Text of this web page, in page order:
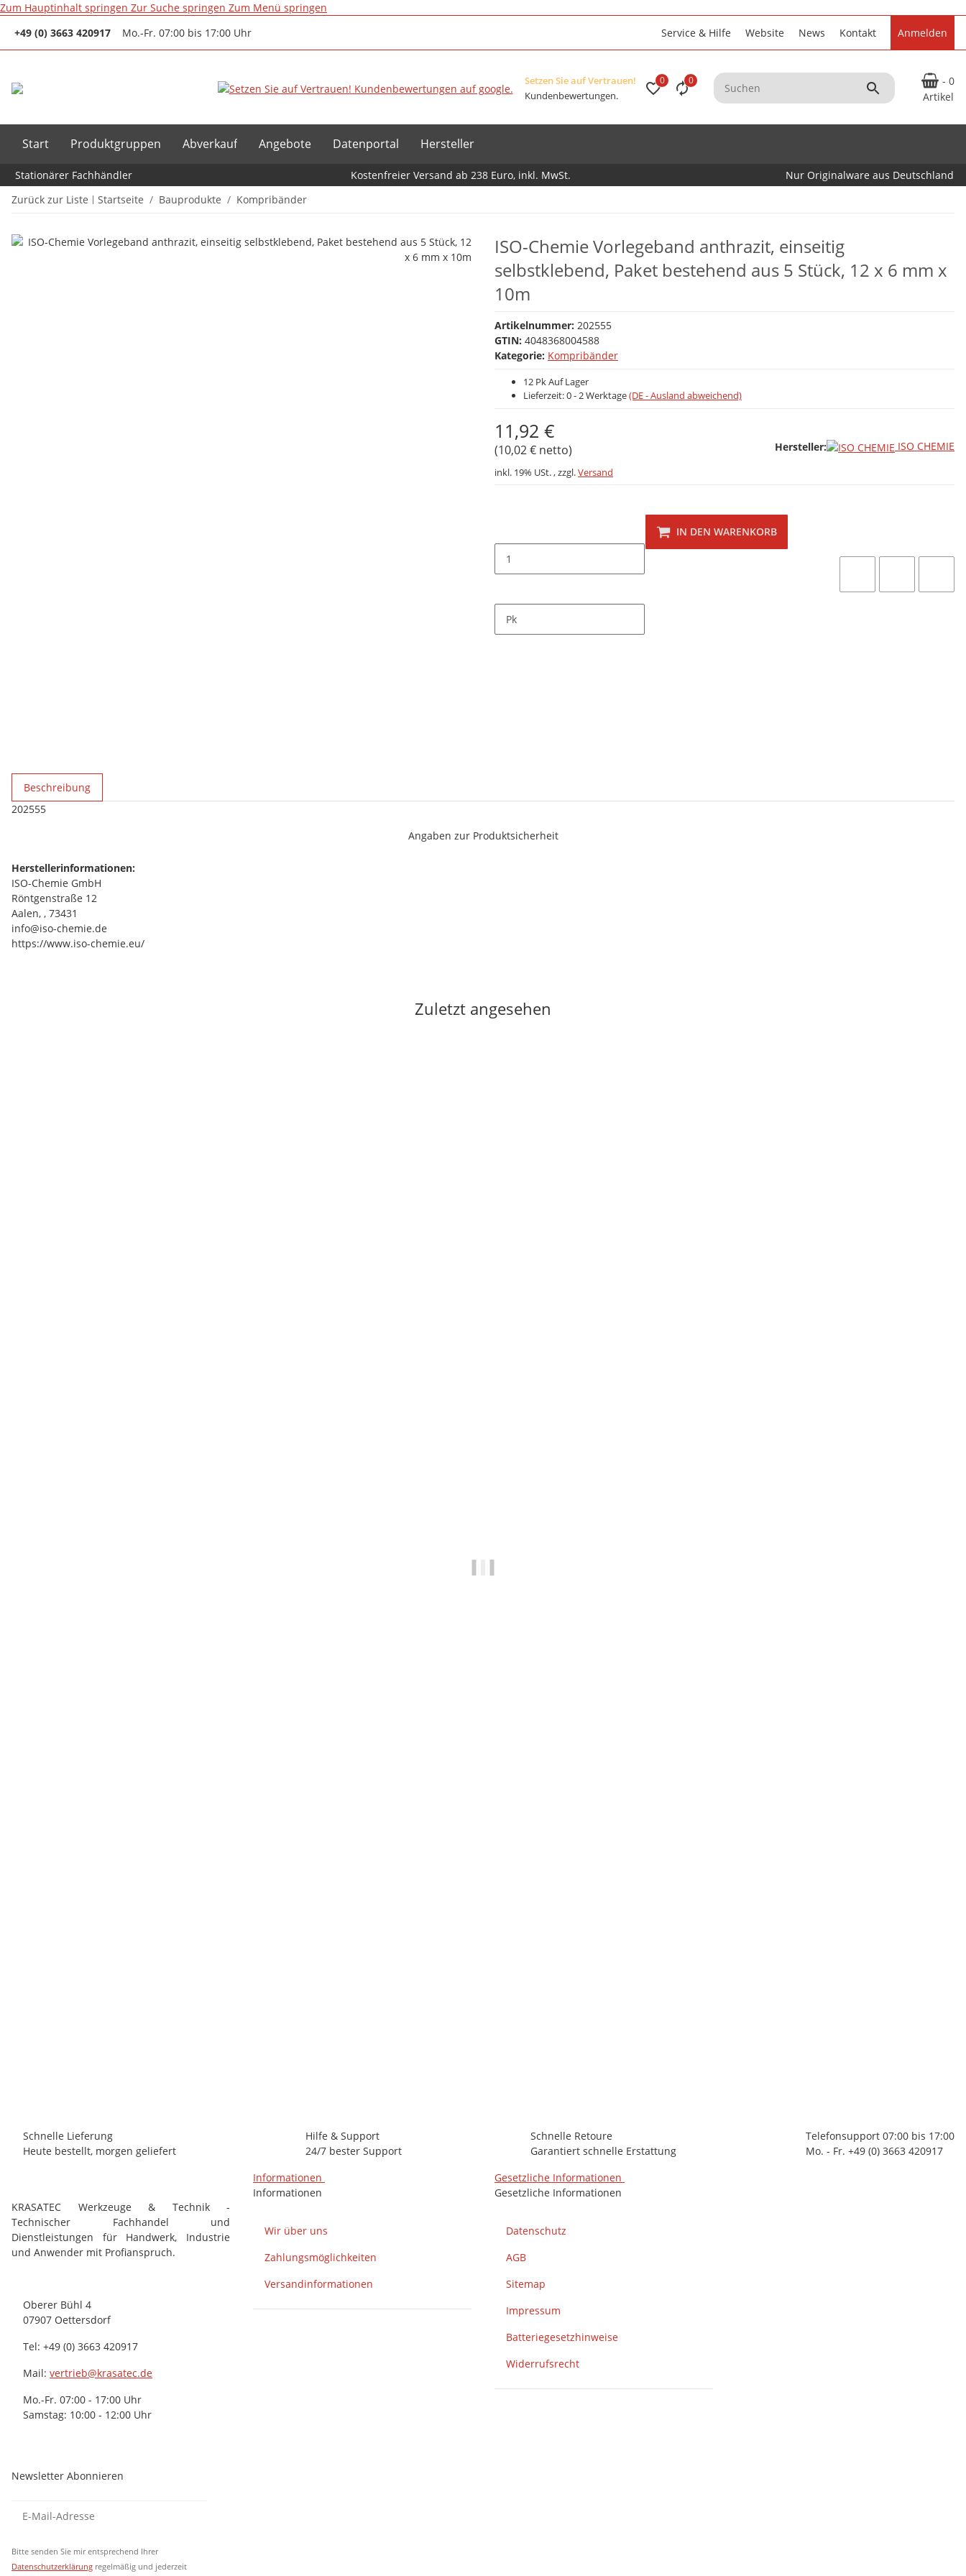
Zum Hauptinhalt springen Zur Suche springen Zum Menü springen
+49 (0) 3663 420917
Mo.-Fr. 07:00 bis 17:00 Uhr Service & Hilfe Website News Kontakt Anmelden
Setzen Sie auf Vertrauen!
Kundenbewertungen.
0 0
- 0
Artikel
Start Produktgruppen Abverkauf Angebote Datenportal Hersteller
Stationärer Fachhändler Kostenfreier Versand ab 238 Euro, inkl. MwSt.
Nur Originalware aus Deutschland
Zurück zur Liste
Startseite Bauprodukte Kompribänder
ISO-Chemie Vorlegeband anthrazit, einseitig
selbstklebend, Paket bestehend aus 5 Stück, 12 x 6 mm x
10m
Artikelnummer: 202555
GTIN: 4048368004588
Kategorie: Kompribänder
12 Pk Auf Lager
Lieferzeit:0 - 2 Werktage(DE - Ausland abweichend)
11,92 €
(10,02 € netto)
inkl. 19% USt. , zzgl.Versand
Hersteller: ISO CHEMIE
Pk
IN DEN WARENKORB
weitere Registerkarten anzeigen
Beschreibung
202555
Angaben zur Produktsicherheit
Herstellerinformationen:
ISO-Chemie GmbH
Röntgenstraße 12
Aalen, , 73431
info@iso-chemie.de
https://www.iso-chemie.eu/
Zuletzt angesehen
Schnelle Lieferung
Heute bestellt, morgen geliefert
Hilfe & Support
24/7 bester Support
Schnelle Retoure
Garantiert schnelle Erstattung
Telefonsupport 07:00 bis 17:00
Mo. - Fr. +49 (0) 3663 420917
KRASATEC Werkzeuge & Technik -
Technischer Fachhandel und
Dienstleistungen für Handwerk, Industrie
und Anwender mit Profianspruch.
Oberer Bühl 4
07907 Oettersdorf
Tel: +49 (0) 3663 420917
Mail: vertrieb@krasatec.de
Mo.-Fr. 07:00 - 17:00 Uhr
Samstag: 10:00 - 12:00 Uhr
Informationen
Informationen
Wir über uns
Zahlungsmöglichkeiten
Versandinformationen
Gesetzliche Informationen
Gesetzliche Informationen
Datenschutz
AGB
Sitemap
Impressum
Batteriegesetzhinweise
Widerrufsrecht
Newsletter Abonnieren
Newsletter Abonnieren
Bitte senden Sie mir entsprechend Ihrer
Datenschutzerklärung regelmäßig und jederzeit